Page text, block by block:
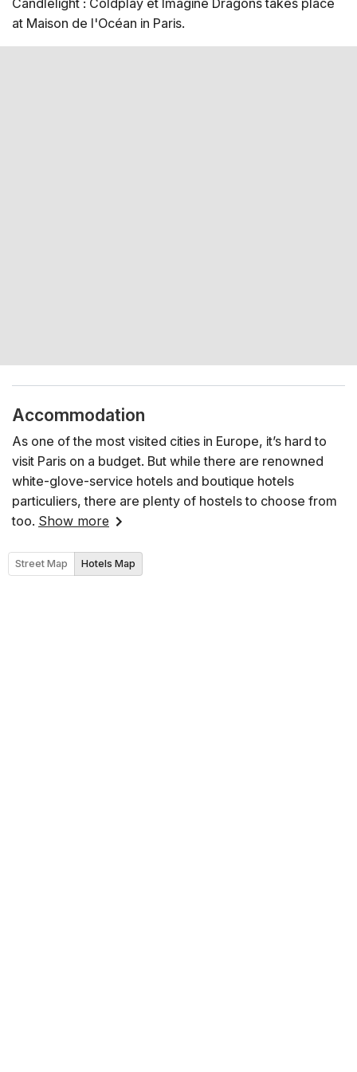
cordes - annoncé prochainement Plan de la salle
at Maison de l'Océan in Paris.
Accommodation
As one of the most visited cities in Europe, it’s hard to
visit Paris on a budget. But while there are renowned
white-glove-service hotels and boutique hotels
particuliers, there are plenty of hostels to choose from
too. Show more
Street Map Hotels Map